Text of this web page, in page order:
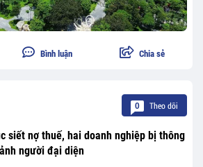
Bình luận Chia sẻ
0 Theo dõi
siết nợ thuế, hai doanh nghiệp bị thông
người đại diện